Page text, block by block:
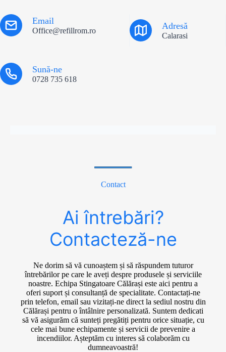
Email
Office@refillrom.ro Adresă
Calarasi
Sună-ne
0728 735 618
Contact
Ai întrebări?
Contacteză-ne
Ne dorim să vă cunoaștem și să răspundem tuturor
întrebărilor pe care le aveți despre produsele și serviciile
noastre. Echipa Stingatoare Călărași este aici pentru a
oferi suport și consultanță de specialitate. Contactați-ne
prin telefon, email sau vizitați-ne direct la sediul nostru din
Călărași pentru o întâlnire personalizată. Suntem dedicati
să vă asigurăm că sunteți pregătiți pentru orice situație, cu
cele mai bune echipamente și servicii de prevenire a
incendiilor. Așteptăm cu interes să colaborăm cu
dumneavoastră!